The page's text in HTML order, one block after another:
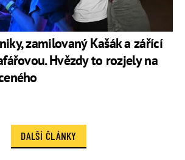
zamilovaný Kašák a zářící
Hvězdy to rozjely na
DALŠÍ ČLÁNKY